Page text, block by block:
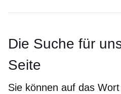
Die Suche für
Seite
Sie können auf das